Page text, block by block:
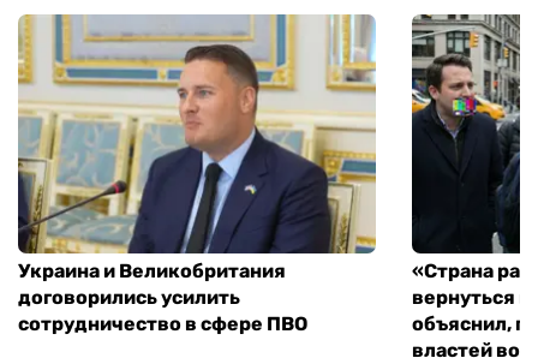
Украина и Великобритания
договорились усилить
сотрудничество в сфере ПВО
«Страна
вернуться
объяснил,
властей